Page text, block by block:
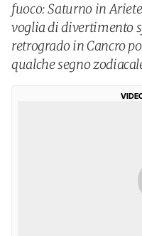
fuoco: Saturno in
voglia di divertimento
retrogrado in Cancro
qualche segno